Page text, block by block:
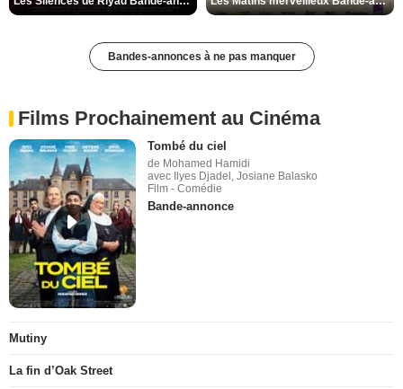
Bandes-annonces à ne pas manquer
Films Prochainement au Cinéma
Tombé du ciel
de Mohamed Hamidi
avec Ilyes Djadel, Josiane Balasko
Film - Comédie
Bande-annonce
Mutiny
La fin d’Oak Street